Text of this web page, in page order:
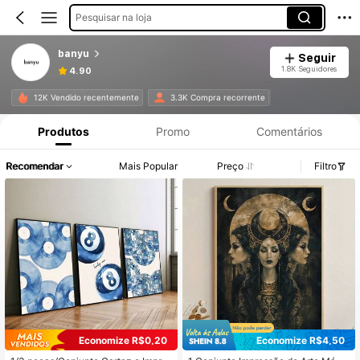
Pesquisar na loja
banyu
4.90
Seguir
1.8K Seguidores
12K Vendido recentemente 3.3K Compra recorrente
Produtos Promo Comentários
Recomendar Mais Popular Preço Filtro
Economize R$0,20
Economize R$4,50